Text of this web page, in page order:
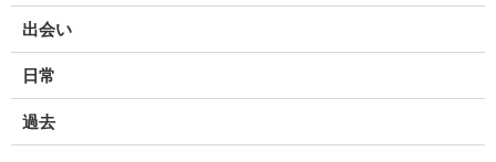
出会い
日常
過去